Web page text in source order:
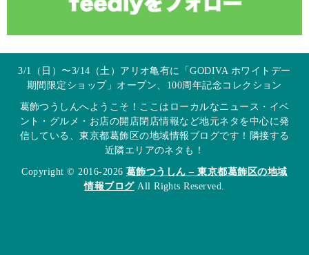
3/1（日）〜3/14（土）アリオ亀有に「GODIVA ホワイトデー
期間限定ショップ」オープン、100周年記念コレクション
葛飾つうしんへようこそ！ここはローカルなニュース・イベ
ント・グルメ・お店の開店閉店情報など地元ネタを中心に発
信している、東京都葛飾区の地域情報ブログです！隣接する
近隣エリアのネタも！
Copyright © 2016-2026 葛飾つうしん – 東京都葛飾区の地域
情報ブログAll Rights Reserved.